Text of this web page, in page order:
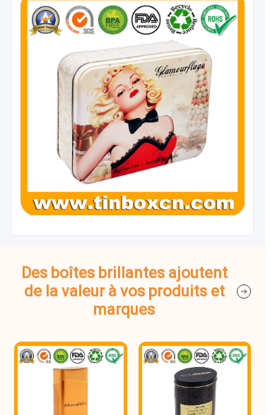
Des boîtes brillantes ajoutent
de la valeur à vos produits et
marques